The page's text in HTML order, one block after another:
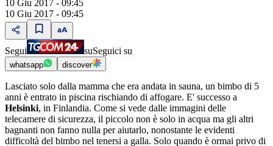
10 Giu 2017 - 09:45
10 Giu 2017 - 09:45
Segui suSeguici su
whatsapp discover
Lasciato solo dalla mamma che era andata in sauna, un bimbo di 5
anni è entrato in piscina rischiando di affogare. E' successo a
Helsinki, in Finlandia. Come si vede dalle immagini delle
telecamere di sicurezza, il piccolo non è solo in acqua ma gli altri
bagnanti non fanno nulla per aiutarlo, nonostante le evidenti
difficoltà del bimbo nel tenersi a galla. Solo quando è ormai privo di